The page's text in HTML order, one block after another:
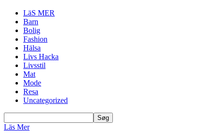
LäS MER
Barn
Bolig
Fashion
Hälsa
Livs Hacka
Livsstil
Mat
Mode
Resa
Uncategorized
Läs Mer